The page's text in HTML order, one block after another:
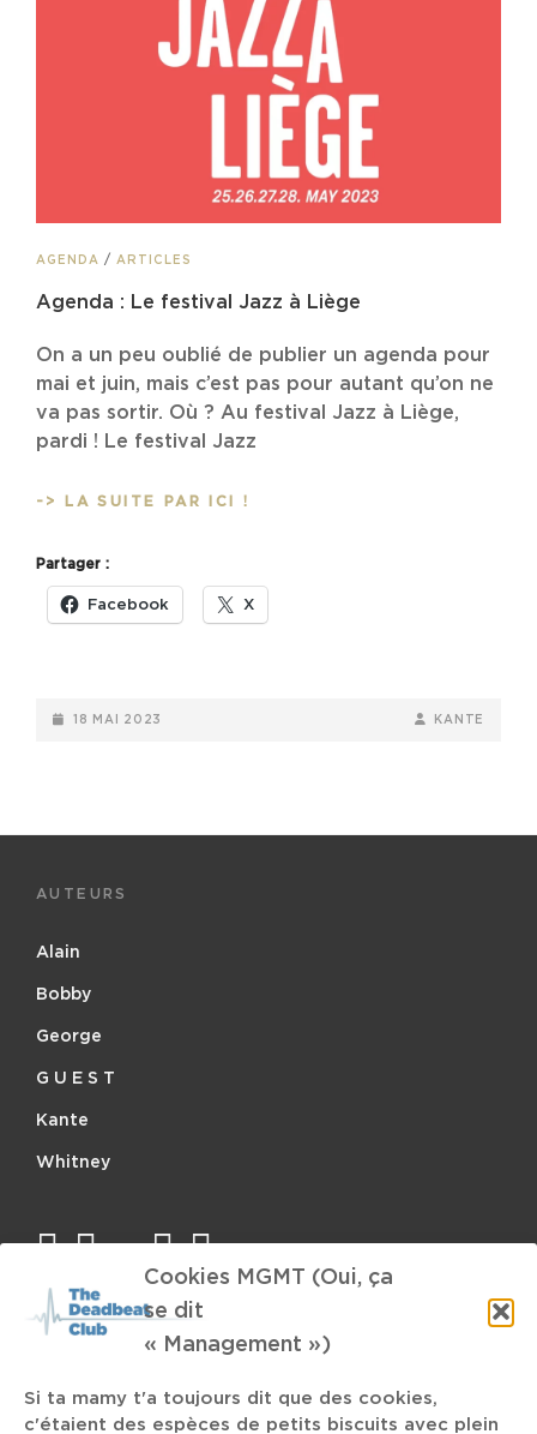
Cookies MGMT (Oui, ça
se dit
« Management »)
Si ta mamy t'a toujours dit que des cookies,
c'étaient des espèces de petits biscuits avec plein
CAT
AGENDA / ARTICLES
Agenda : Le festival Jazz à Liège
On a un peu oublié de publier un agenda pour
mai et juin, mais c’est pas pour autant qu’on ne
va pas sortir. Où ? Au festival Jazz à Liège,
pardi ! Le festival Jazz
-> LA SUITE PAR ICI !
JAZZ
À
Partager :
Facebook X
POSTED-
18 MAI 2023
BY
BYLINEKANTE
AUTEURS
Alain
Bobby
George
G U E S T
Kante
Whitney
facebook
twitter
mailinstagram
spotify
TAGS
Scratch Aurora 21 Savage As An Antler Yin Yin